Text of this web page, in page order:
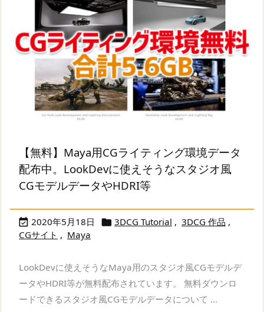
【無料】Maya用CGライティング環境データ
配布中。LookDevに使えそうなスタジオ風
CGモデルデータやHDRI等
 2020年5月18日  3DCG Tutorial , 3DCG 作品 ,
CGサイト , Maya
LookDevに使えそうなMaya用のスタジオ風CGモデルデ
ータやHDRI等が無料配布されています。 無料ダウンロ
ードできるスタジオ風CGモデルデータについて ...